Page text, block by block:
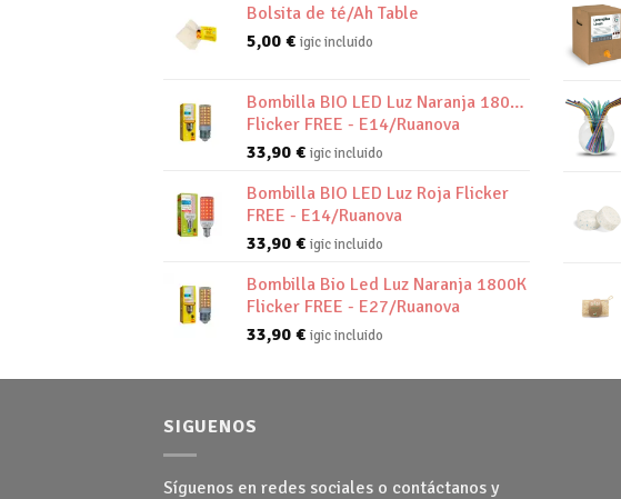
Bolsita de té/Ah Table
5,00 € igic incluido
Bombilla BIO LED Luz Naranja 1800K
Flicker FREE - E14/Ruanova
33,90 € igic incluido
Bombilla BIO LED Luz Roja Flicker
FREE - E14/Ruanova
33,90 € igic incluido
Bombilla Bio Led Luz Naranja 1800K
Flicker FREE - E27/Ruanova
33,90 € igic incluido
SIGUENOS
Síguenos en redes sociales o contáctanos y